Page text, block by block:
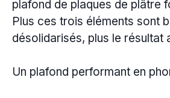
plafond de plaques de plâtre
Plus ces trois éléments sont
désolidarisés, plus le résultat
Un plafond performant en